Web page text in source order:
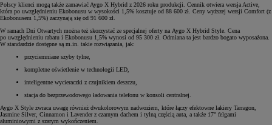
Polscy klienci mogą także zamawiać Aygo X Hybrid z 2026 roku produkcji. Cennik otwiera wersja Active,
która po uwzględnieniu Ekobonusu w wysokości 1,5% kosztuje od 88 600 zł. Ceny wyższej wersji Comfort (z
Ekobonusem 1,5%) zaczynają się od 91 600 zł.
W ramach Dni Otwartych można też skorzystać ze specjalnej oferty na Aygo X Hybrid Style. Cena
po uwzględnieniu rabatu i Ekobonusu 1,5% wynosi od 95 300 zł. Odmiana ta jest bardzo bogato wyposażona.
W standardzie dostępne są m.in. takie rozwiązania, jak:
przyciemniane szyby tylne,
kompletne oświetlenie w technologii LED,
inteligentne wycieraczki z czujnikiem deszczu,
stacja do bezprzewodowego ładowania telefonu w konsoli centralnej.
Aygo X Style zwraca uwagę również dwukolorowym nadwoziem, które łączy efektowne lakiery Tarragon,
Jasmine Silver, Cinnamon i Lavender z czarnym dachem i tylną częścią auta, a także 17" felgami
aluminiowymi z szarym wykończeniem.